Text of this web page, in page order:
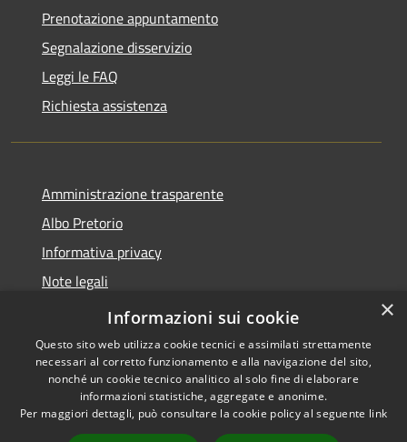
Prenotazione appuntamento
Segnalazione disservizio
Leggi le FAQ
Richiesta assistenza
Amministrazione trasparente
Albo Pretorio
Informativa privacy
Note legali
Dichiarazione di accessibilità
Accessibilità
Copyright © 2026 • Comune di
Mussolente • Powered by
×
Informazioni sui cookie
Questo sito web utilizza cookie tecnici e assimilati strettamente
necessari al corretto funzionamento e alla navigazione del sito,
nonché un cookie tecnico analitico al solo fine di elaborare
informazioni statistiche, aggregate e anonime.
Per maggiori dettagli, può consultare la cookie policy al seguente link